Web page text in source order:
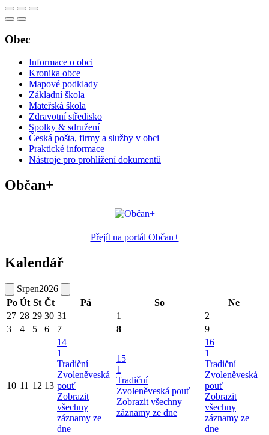
Obec
Informace o obci
Kronika obce
Mapové podklady
Základní škola
Mateřská škola
Zdravotní středisko
Spolky & sdružení
Česká pošta, firmy a služby v obci
Praktické informace
Nástroje pro prohlížení dokumentů
Občan+
Přejít na portál Občan+
Kalendář
Srpen2026
Po Út St Čt Pá So
Ne
27 28 29 30 31 1
2
3
4 5 6 7 8 9
10 11 12 13
14
1
Tradiční
Zvoleněveská
pouť
Zobrazit
všechny
záznamy ze
dne
15
1
Tradiční
Zvoleněveská pouť
Zobrazit všechny
záznamy ze dne
16
1
Tradiční
Zvoleněveská
pouť
Zobrazit
všechny
záznamy ze
dne